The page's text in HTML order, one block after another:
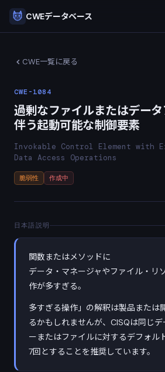
CWEデータベース
CWE一覧に戻る
CWE-1084
過剰なファイルまたはデー
伴う起動可能な制御要素
Invokable Control Element with
Data Access Operations
脆弱性 作成中
日本語説明
関数またはメソッドに
データ・マネージャやファイル・リ
作が多すぎる。
多すぎる操作」の解釈は製品または
るかもしれませんが、CISQは同じ
ーまたはファイルに対するデフォル
7回とすることを推奨しています。